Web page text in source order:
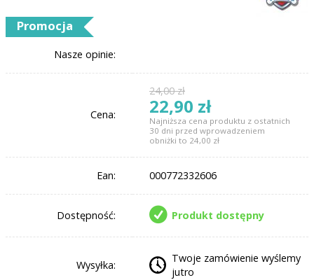
Promocja
Nasze opinie:
Cena:
24,00 zł
22,90 zł
Najniższa cena produktu z ostatnich
30 dni przed wprowadzeniem
obniżki to 24,00 zł
Ean: 000772332606
Dostępność: Produkt dostępny
Wysyłka:
Twoje zamówienie wyślemy
jutro